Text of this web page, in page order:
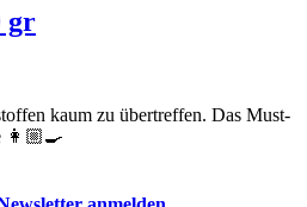
gr
kaum zu übertreffen. Das Must-
👩🏼‍🍳